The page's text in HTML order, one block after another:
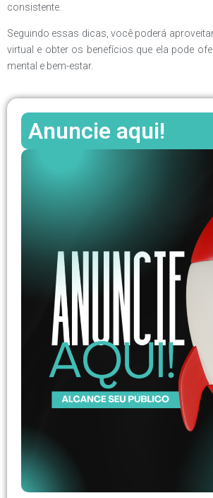
consistente.
Seguindo essas dicas, você poderá
virtual e obter os benefícios que ela pode
mental e bem-estar.
Anuncie aqui!